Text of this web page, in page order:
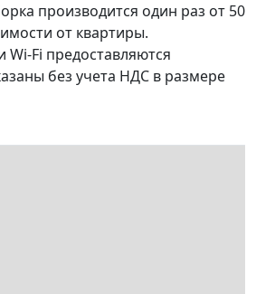
производится один раз от 50
от квартиры.
Wi-Fi предоставляются
без учета НДС в размере